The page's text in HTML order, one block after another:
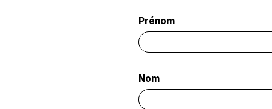
Prénom
Nom